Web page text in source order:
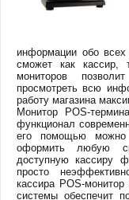
информации обо
сможет как кассир,
мониторов
просмотреть всю
работу магазина
Монитор POS-
функционал
его помощью можно
оформить любую
доступную кассиру
просто
кассира POS-монитор
системы обеспечит